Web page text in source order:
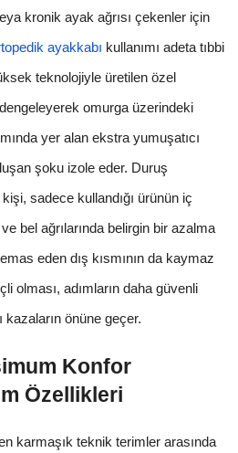
kronik ayak ağrısı çekenler için
ayakkabı kullanımı adeta tıbbi
teknolojiyle üretilen özel
omurga üzerindeki
yer alan ekstra yumuşatıcı
şoku izole eder. Duruş
sadece kullandığı ürünün iç
bel ağrılarında belirgin bir azalma
eden dış kısmının da kaymaz
olması, adımların daha güvenli
kazaların önüne geçer.
Konfor
Özellikleri
karmaşık teknik terimler arasında